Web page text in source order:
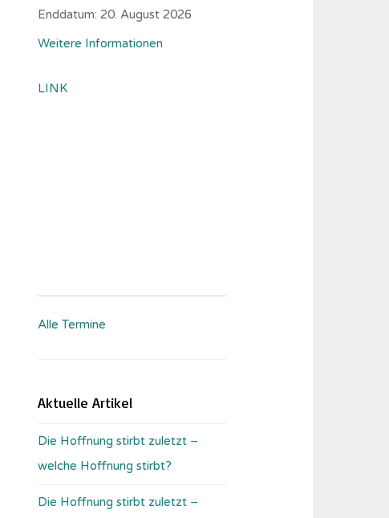
Enddatum: 20. August 2026
Weitere Informationen
LINK
Alle Termine
Aktuelle Artikel
Die Hoffnung stirbt zuletzt –
welche Hoffnung stirbt?
Die Hoffnung stirbt zuletzt –